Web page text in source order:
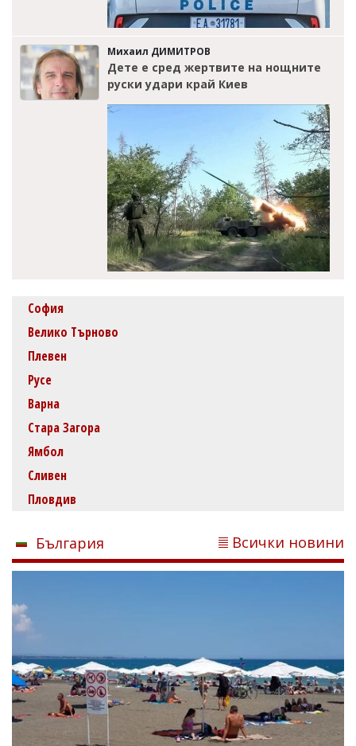
Михаил ДИМИТРОВ
Дете е сред жертвите на нощните
руски удари край Киев
София
Велико Търново
Плевен
Русе
Варна
Стара Загора
Ямбол
Сливен
Пловдив
България Всички новини